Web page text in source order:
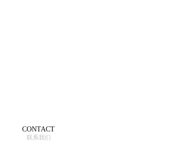
CONTACT
联系我们